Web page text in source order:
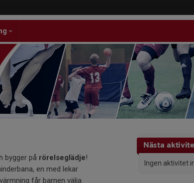
Nästa
Ingen aktivitet
bygger på rörelseglädje!
en med lekar
får barnen välja